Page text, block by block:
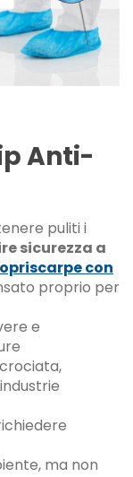
Anti-
puliti i
sicurezza a
con
proprio per
e
ma non